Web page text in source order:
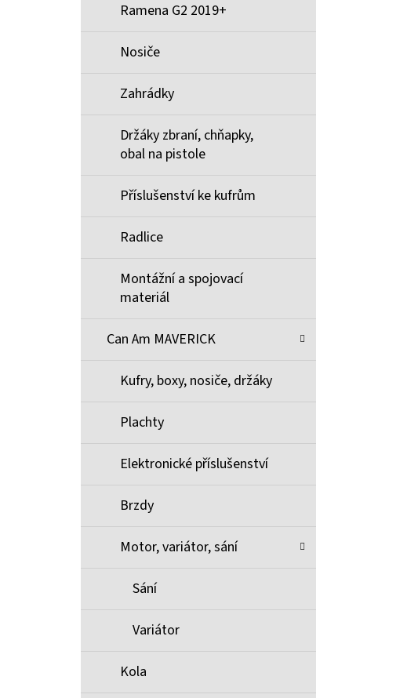
Ramena G2 2019+
Nosiče
Zahrádky
Držáky zbraní, chňapky,
obal na pistole
Příslušenství ke kufrům
Radlice
Montážní a spojovací
materiál
Can Am MAVERICK
Kufry, boxy, nosiče, držáky
Plachty
Elektronické příslušenství
Brzdy
Motor, variátor, sání
Sání
Variátor
Kola